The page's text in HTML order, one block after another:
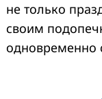
не только
своим
одновременно